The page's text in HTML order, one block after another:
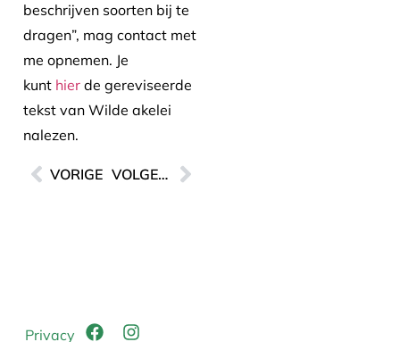
beschrijven soorten bij te
dragen”, mag contact met
me opnemen. Je
kunt hier de gereviseerde
tekst van Wilde akelei
nalezen.
VORIGE VOLGENDE
Privacy